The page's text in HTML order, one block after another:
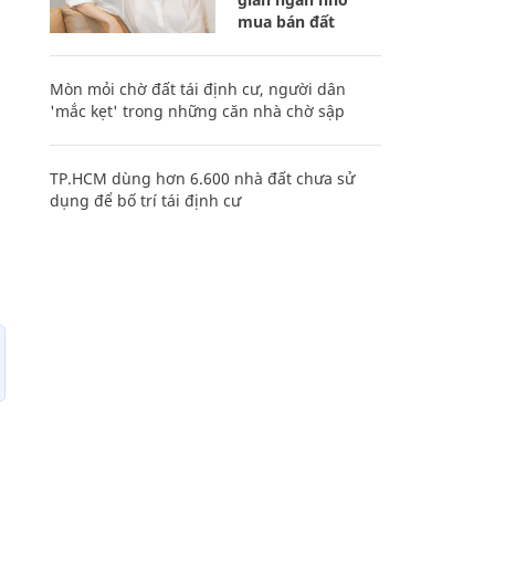
mua bán đất
Mòn mỏi chờ đất tái định cư, người dân
'mắc kẹt' trong những căn nhà chờ sập
TP.HCM dùng hơn 6.600 nhà đất chưa sử
dụng để bố trí tái định cư